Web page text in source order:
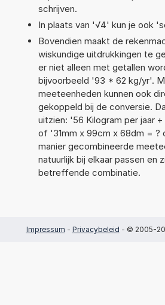
schrijven.
In plaats van '√4' kun je ook
Bovendien maakt de
wiskundige uitdrukkingen te
er niet alleen met getallen
bijvoorbeeld '93 * 62 kg/yr'.
meeteenheden kunnen ook
gekoppeld bij de conversie.
uitzien: '56 Kilogram per jaar
of '31mm x 99cm x 68dm = ?
manier gecombineerde
natuurlijk bij elkaar passen en
betreffende combinatie.
Impressum - Privacybeleid - © 2005-